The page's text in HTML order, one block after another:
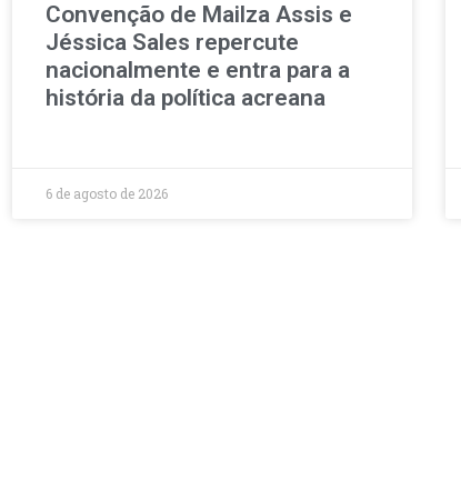
Convenção de Mailza Assis e
Jéssica Sales repercute
nacionalmente e entra para a
história da política acreana
6 de agosto de 2026